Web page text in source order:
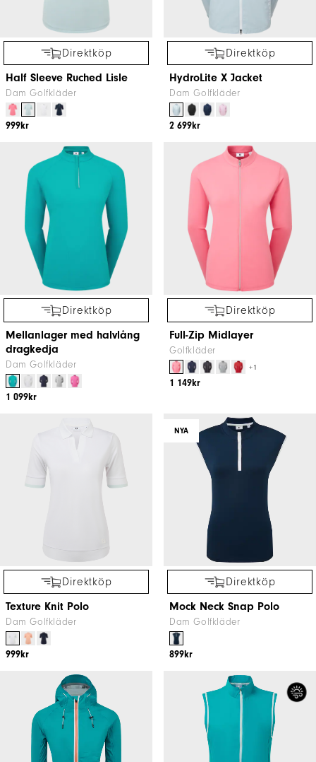
Direktköp
Half Sleeve Ruched Lisle
Dam Golfkläder
999kr
Direktköp
HydroLite X Jacket
Dam Golfkläder
2 699kr
Direktköp
Mellanlager med halvlång
dragkedja
Dam Golfkläder
1 099kr
Direktköp
Full-Zip Midlayer
Golfkläder
+1
1 149kr
Direktköp
Texture Knit Polo
Dam Golfkläder
999kr
NYA
Direktköp
Mock Neck Snap Polo
Dam Golfkläder
899kr